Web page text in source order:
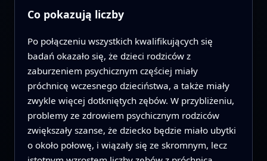
Co pokazują liczby
Po połączeniu wszystkich kwalifikujących się
badań okazało się, że dzieci rodziców z
zaburzeniem psychicznym częściej miały
próchnicę wczesnego dzieciństwa, a także miały
zwykle więcej dotkniętych zębów. W przybliżeniu,
problemy ze zdrowiem psychicznym rodziców
zwiększały szanse, że dziecko będzie miało ubytki
o około połowę, i wiązały się ze skromnym, lecz